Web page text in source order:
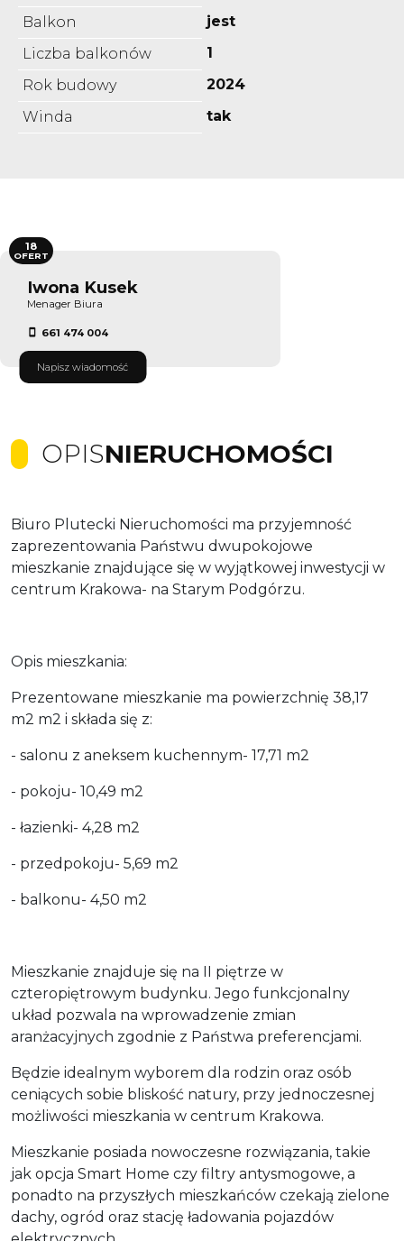
Balkon
jest
Liczba balkonów
1
Rok budowy
2024
Winda
tak
Iwona Kusek
Menager Biura
661 474 004
Napisz wiadomość
18
OFERT
OPISNIERUCHOMOŚCI
Biuro Plutecki Nieruchomości ma przyjemność
zaprezentowania Państwu dwupokojowe
mieszkanie znajdujące się w wyjątkowej inwestycji w
centrum Krakowa- na Starym Podgórzu.
Opis mieszkania:
Prezentowane mieszkanie ma powierzchnię 38,17
m2 m2 i składa się z:
- salonu z aneksem kuchennym- 17,71 m2
- pokoju- 10,49 m2
- łazienki- 4,28 m2
- przedpokoju- 5,69 m2
- balkonu- 4,50 m2
Mieszkanie znajduje się na II piętrze w
czteropiętrowym budynku. Jego funkcjonalny
układ pozwala na wprowadzenie zmian
aranżacyjnych zgodnie z Państwa preferencjami.
Będzie idealnym wyborem dla rodzin oraz osób
ceniących sobie bliskość natury, przy jednoczesnej
możliwości mieszkania w centrum Krakowa.
Mieszkanie posiada nowoczesne rozwiązania, takie
jak opcja Smart Home czy filtry antysmogowe, a
ponadto na przyszłych mieszkańców czekają zielone
dachy, ogród oraz stację ładowania pojazdów